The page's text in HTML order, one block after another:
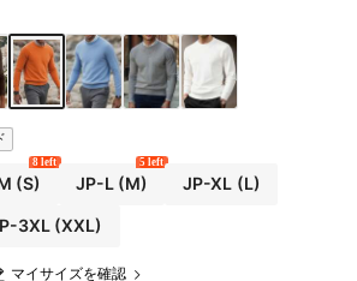
(S)
8 left
JP-L(M)
5 left
JP-XL (L)
3XL (XXL)
マイサイズを確認